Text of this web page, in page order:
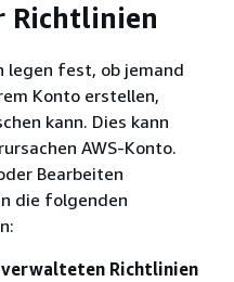
Richtlinien
fest, ob jemand
Konto erstellen,
kann. Dies kann
AWS-Konto.
Bearbeiten
die folgenden
Richtlinien